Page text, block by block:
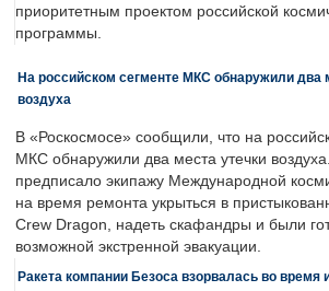
приоритетным проектом российской
программы.
На российском сегменте МКС обнаружили два
воздуха
В «Роскосмосе» сообщили, что на
МКС обнаружили два места утечки
предписало экипажу Международной
на время ремонта укрыться в
Crew Dragon, надеть скафандры и были
возможной экстренной эвакуации.
Ракета компании Безоса взорвалась во время